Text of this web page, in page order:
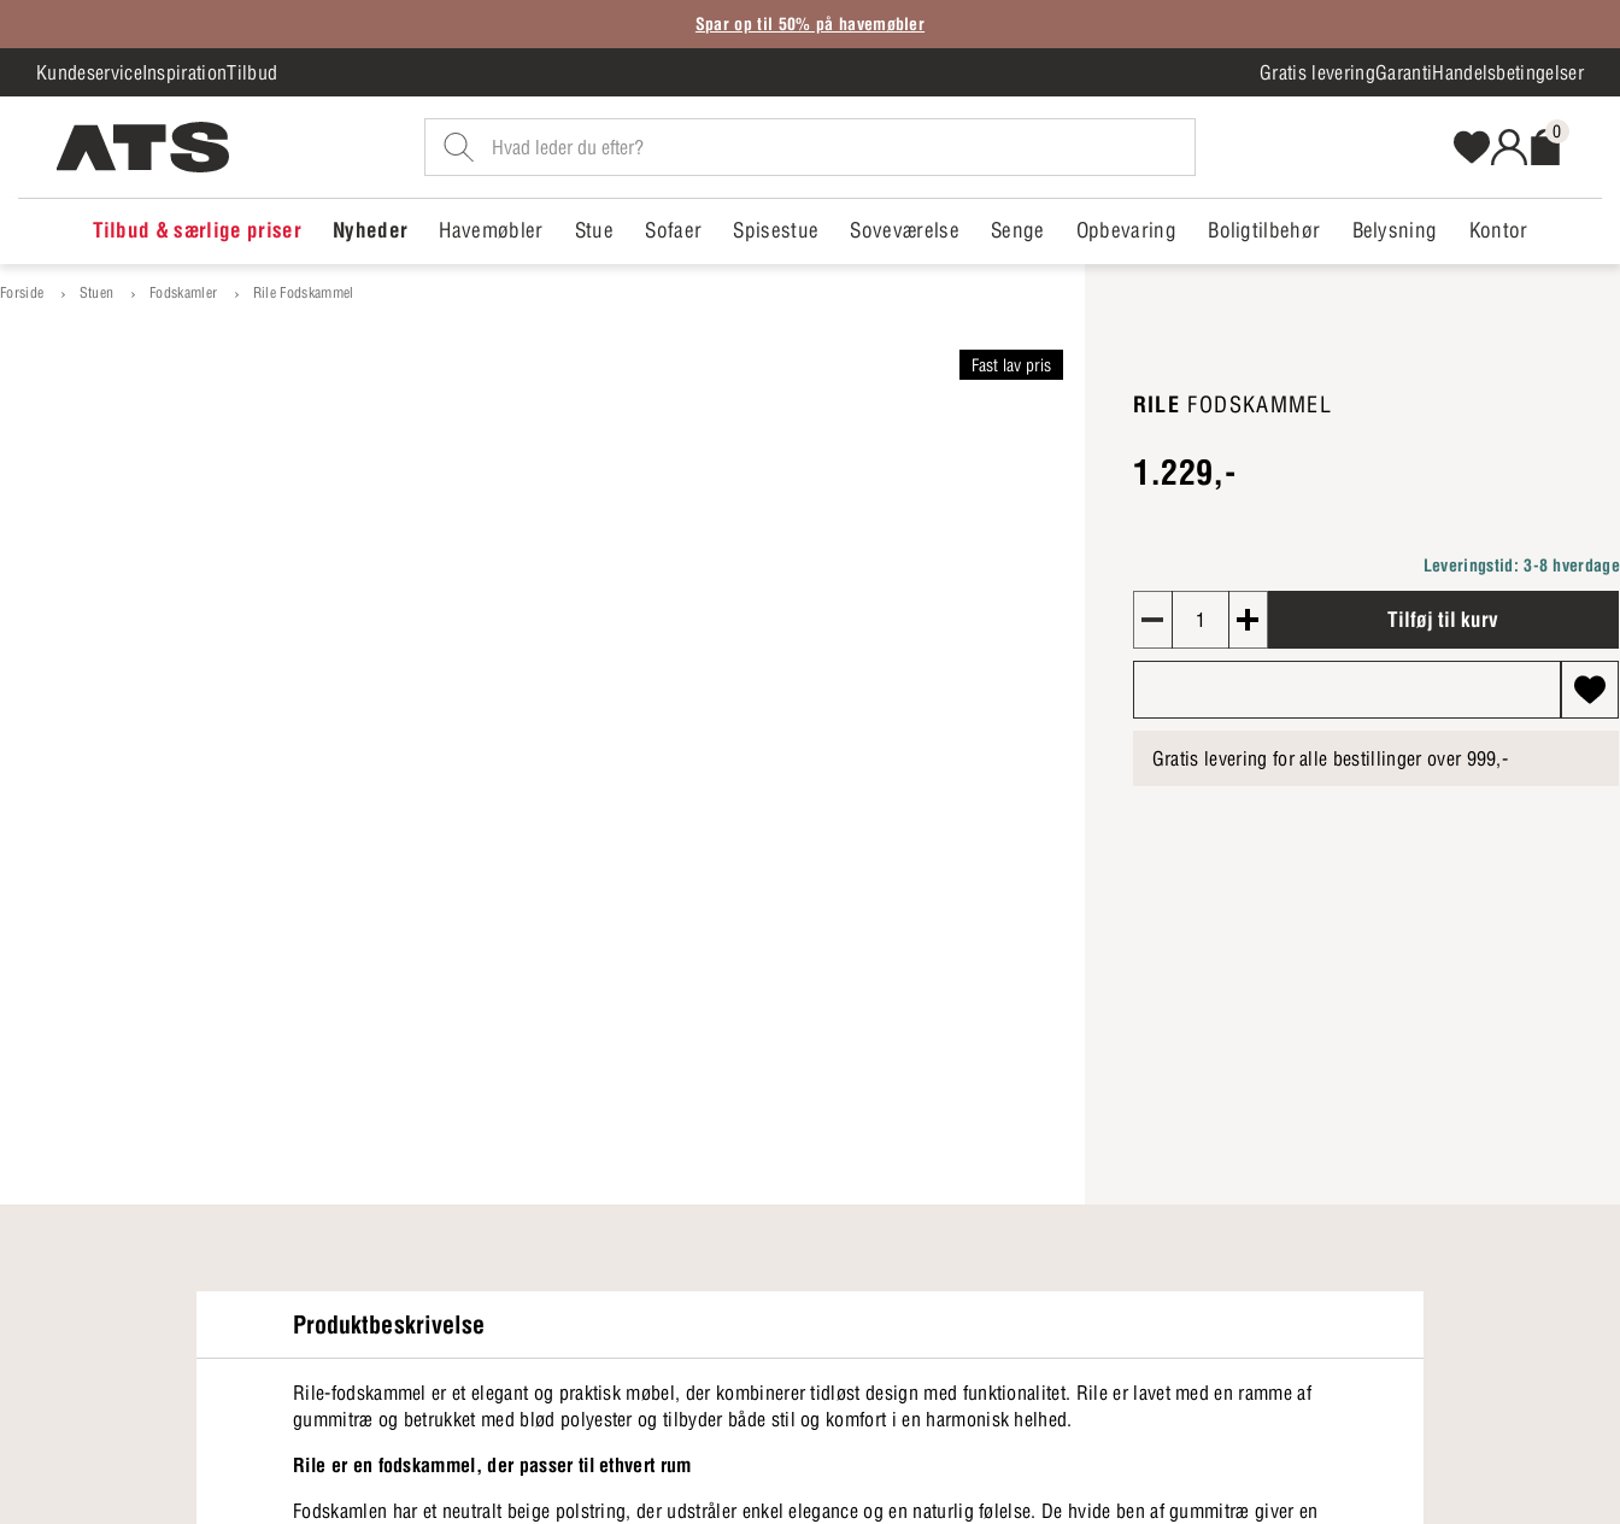
Spar op til 50% på havemøbler
KundeserviceInspirationTilbud Gratis leveringGarantiHandelsbetingelser
0
Tilbud & særlige priser Nyheder Havemøbler Stue Sofaer Spisestue Soveværelse Senge Opbevaring Boligtilbehør Belysning Kontor
Forside Stuen Fodskamler Rile Fodskammel
Fast lav pris
RILE FODSKAMMEL
1.229,-
Leveringstid: 3-8 hverdage
1 Tilføj til kurv
Gratis levering for alle bestillinger over 999,-
Produktbeskrivelse
Rile-fodskammel er et elegant og praktisk møbel, der kombinerer tidløst design med funktionalitet. Rile er lavet med en ramme af
gummitræ og betrukket med blød polyester og tilbyder både stil og komfort i en harmonisk helhed.
Rile er en fodskammel, der passer til ethvert rum
Fodskamlen har et neutralt beige polstring, der udstråler enkel elegance og en naturlig følelse. De hvide ben af gummitræ giver en